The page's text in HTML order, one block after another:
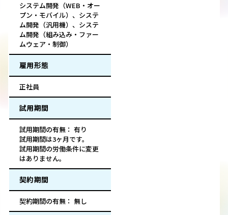
システム開発（WEB・オー
プン・モバイル）、システ
ム開発（汎用機）、システ
ム開発（組み込み・ファー
ムウェア・制御）
雇用形態
正社員
試用期間
試用期間の有無： 有り
試用期間は3ヶ月です。
試用期間の労働条件に変更
はありません。
契約期間
契約期間の有無： 無し